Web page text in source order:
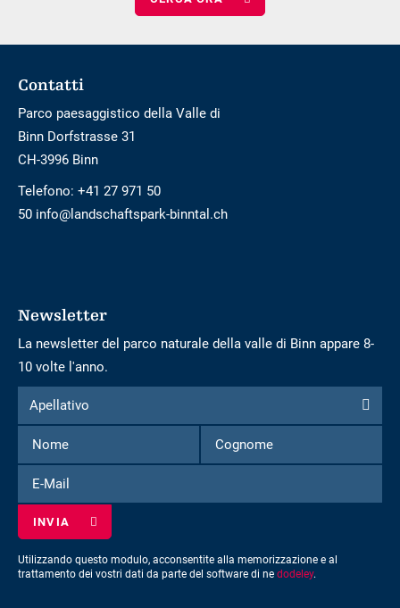
Footer
Contatti
Parco paesaggistico della Valle di
Binn Dorfstrasse 31
CH-3996 Binn
Telefono: +41 27 971 50
50 info@landschaftspark-binntal.ch
Newsletter
La newsletter del parco naturale della valle di Binn appare 8-
10 volte l'anno.
Modulo
per
iscriversi
alla
newsletter
Apellativo
Apellativo
Nome
Cognome
Mail
Utilizzando questo modulo, acconsentite alla memorizzazione e al
trattamento dei vostri dati da parte del software di ne dodeley.